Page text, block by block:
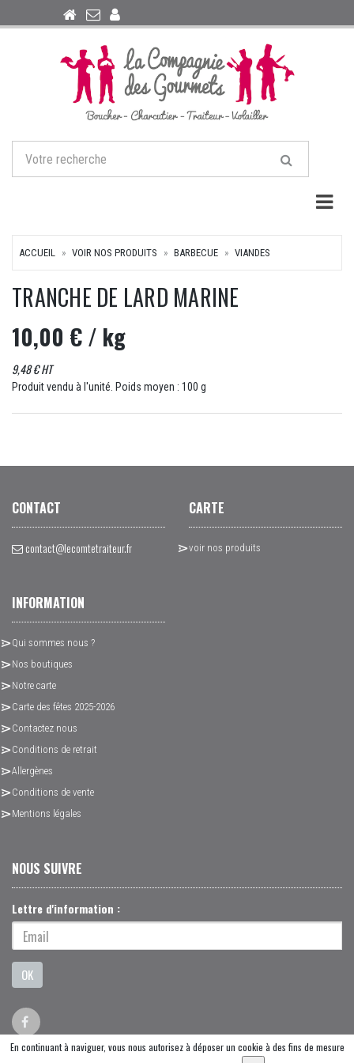
ACCUEIL VOIR NOS PRODUITS BARBECUE VIANDES
TRANCHE DE LARD MARINE
10,00 €/ kg
9,48 € HT
Produit vendu à l'unité. Poids moyen : 100 g
CONTACT
contact@lecomtetraiteur.fr
CARTE
voir nos produits
INFORMATION
Qui sommes nous ?
Nos boutiques
Notre carte
Carte des fêtes 2025-2026
Contactez nous
Conditions de retrait
Allergènes
Conditions de vente
Mentions légales
NOUS SUIVRE
Lettre d'information :
OK
SaasFood - Logiciel de gestion de commande sur internet et en
En continuant à naviguer, vous nous autorisez à déposer un cookie à des fins de mesure